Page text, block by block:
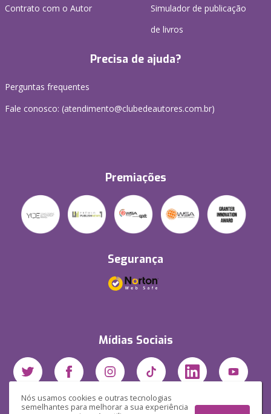
Nós usamos cookies e outras tecnologias
semelhantes para melhorar a sua experiência
Contrato com o Autor
Simulador de publicação
de livros
Precisa de ajuda?
Perguntas frequentes
Fale conosco: (atendimento@clubedeautores.com.br)
Premiações
Segurança
Mídias Sociais